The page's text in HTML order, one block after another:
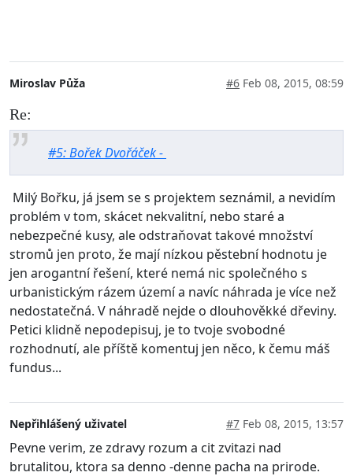
Miroslav Půža #6 Feb 08, 2015, 08:59
Re:
#5: Bořek Dvořáček -
Milý Bořku, já jsem se s projektem seznámil, a nevidím
problém v tom, skácet nekvalitní, nebo staré a
nebezpečné kusy, ale odstraňovat takové množství
stromů jen proto, že mají nízkou pěstební hodnotu je
jen arogantní řešení, které nemá nic společného s
urbanistickým rázem území a navíc náhrada je více než
nedostatečná. V náhradě nejde o dlouhověkké dřeviny.
Petici klidně nepodepisuj, je to tvoje svobodné
rozhodnutí, ale příště komentuj jen něco, k čemu máš
fundus...
Nepřihlášený uživatel #7 Feb 08, 2015, 13:57
Pevne verim, ze zdravy rozum a cit zvitazi nad
brutalitou, ktora sa denno -denne pacha na prirode.